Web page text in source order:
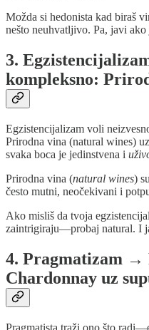
Možda si hedonista kad biraš
nešto neuhvatljivo. Pa, javi ako
3.
kompleksno:
Egzistencijalizam voli
Prirodna vina (natural wines)
svaka boca je jedinstvena i
Prirodna vina (natural wines)
često mutni, neočekivani i
Ako misliš da tvoja
zaintrigiraju—probaj natural. I
4. Pragmatizam →
Chardonnay uz
Pragmatista traži ono što